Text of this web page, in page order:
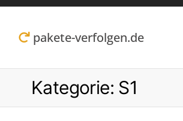
Zum
Inhalt pakete-verfolgen.de
Kategorie: S1